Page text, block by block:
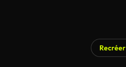
Recréer